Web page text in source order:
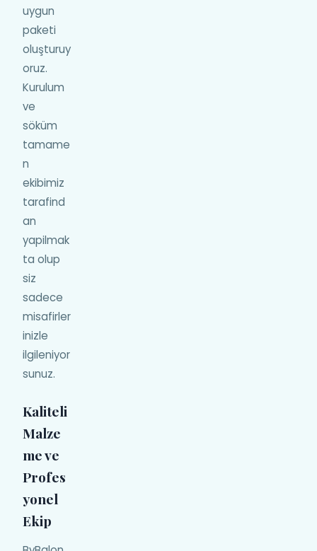
uygun
paketi
oluşturuy
oruz.
Kurulum
ve
söküm
tamame
n
ekibimiz
tarafind
an
yapilmak
ta olup
siz
sadece
misafirler
inizle
ilgileniyor
sunuz.
Kaliteli
Malze
me ve
Profes
yonel
Ekip